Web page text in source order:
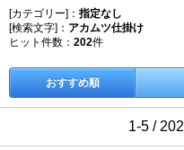
[カテゴリー]： 指定なし
[検索文字]： アカムツ仕掛け
ヒット件数： 202件
おすすめ順
1-5 / 202